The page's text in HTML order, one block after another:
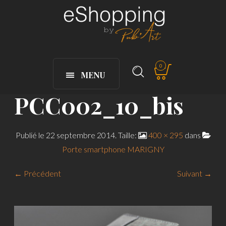
MENU
0
PCC002_10_bis
Publié le 22 septembre 2014. Taille: 400 × 295 dans
Porte smartphone MARIGNY
← Précédent Suivant →